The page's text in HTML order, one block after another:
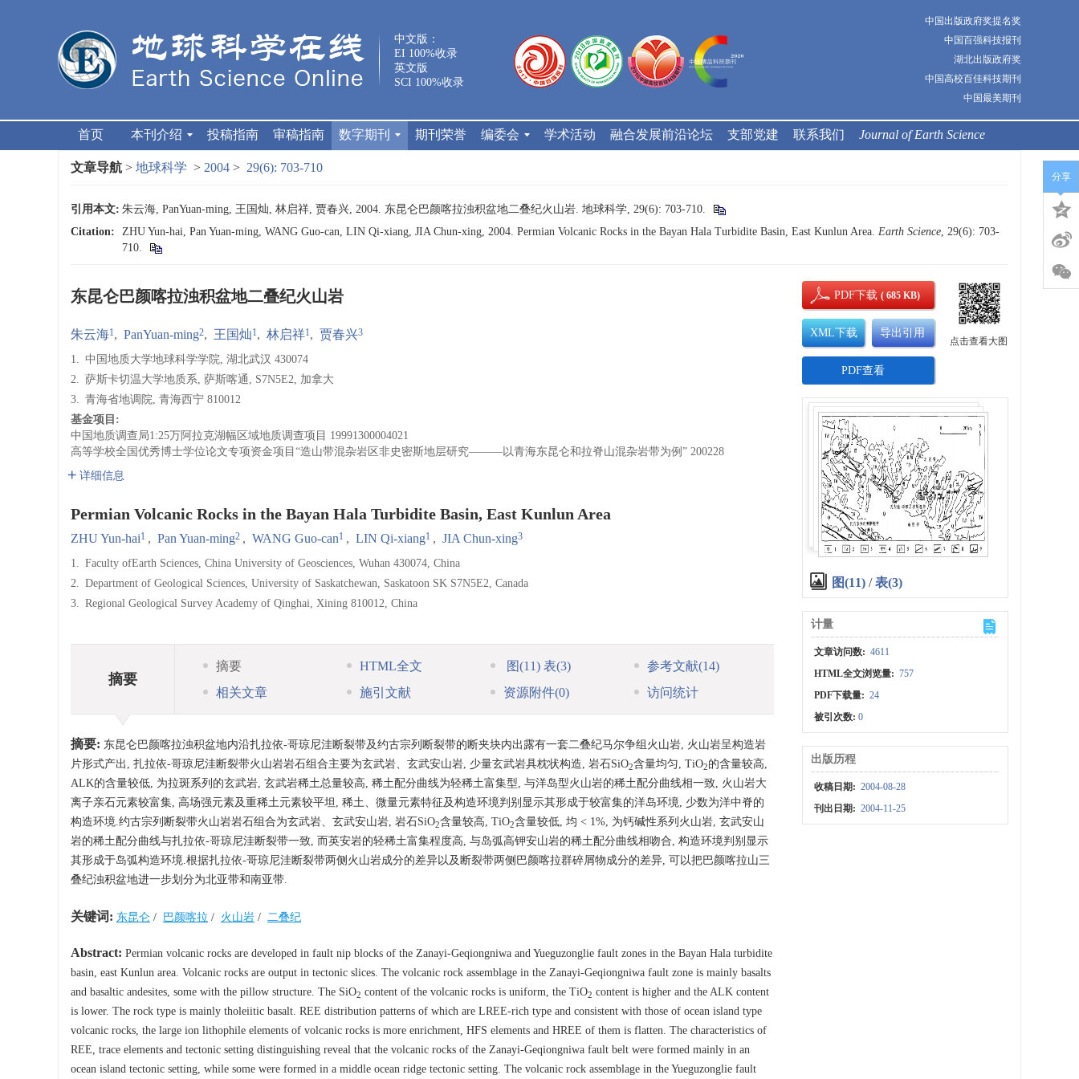
中文版：
EI 100%收录
英文版
SCI 100%收录
中国出版政府奖提名奖
中国百强科技报刊
湖北出版政府奖
中国高校百佳科技期刊
中国最美期刊
首页 本刊介绍 投稿指南 审稿指南 数字期刊 期刊荣誉 编委会 学术活动 融合发展前沿论坛 支部党建 联系我们 Journal of Earth Science
文章导航 > 地球科学 > 2004 > 29(6): 703-710
引用本文: 朱云海, PanYuan-ming, 王国灿, 林启祥, 贾春兴, 2004. 东昆仑巴颜喀拉浊积盆地二叠纪火山岩. 地球科学, 29(6): 703-710.
Citation:
ZHU Yun-hai, Pan Yuan-ming, WANG Guo-can, LIN Qi-xiang, JIA Chun-xing, 2004. Permian Volcanic Rocks in the Bayan Hala Turbidite Basin, East Kunlun Area. Earth Science, 29(6): 703-
710.
东昆仑巴颜喀拉浊积盆地二叠纪火山岩
朱云海1, PanYuan-ming2, 王国灿1, 林启祥1, 贾春兴3
1. 中国地质大学地球科学学院, 湖北武汉 430074
2. 萨斯卡切温大学地质系, 萨斯喀通, S7N5E2, 加拿大
3. 青海省地调院, 青海西宁 810012
基金项目:
中国地质调查局1:25万阿拉克湖幅区域地质调查项目 19991300004021
高等学校全国优秀博士学位论文专项资金项目“造山带混杂岩区非史密斯地层研究———以青海东昆仑和拉脊山混杂岩带为例” 200228
详细信息
Permian Volcanic Rocks in the Bayan Hala Turbidite Basin, East Kunlun Area
ZHU Yun-hai1 , Pan Yuan-ming2 , WANG Guo-can1 , LIN Qi-xiang1 , JIA Chun-xing3
1. Faculty ofEarth Sciences, China University of Geosciences, Wuhan 430074, China
2. Department of Geological Sciences, University of Saskatchewan, Saskatoon SK S7N5E2, Canada
3. Regional Geological Survey Academy of Qinghai, Xining 810012, China
摘要
摘要 HTML全文 图(11) 表(3) 参考文献(14)
相关文章
施引文献 资源附件(0) 访问统计
摘要: 东昆仑巴颜喀拉浊积盆地内沿扎拉依-哥琼尼洼断裂带及约古宗列断裂带的断夹块内出露有一套二叠纪马尔争组火山岩, 火山岩呈构造岩
片形式产出, 扎拉依-哥琼尼洼断裂带火山岩岩石组合主要为玄武岩、玄武安山岩, 少量玄武岩具枕状构造, 岩石SiO2含量均匀, TiO2的含量较高,
ALK的含量较低, 为拉斑系列的玄武岩, 玄武岩稀土总量较高, 稀土配分曲线为轻稀土富集型, 与洋岛型火山岩的稀土配分曲线相一致, 火山岩大
离子亲石元素较富集, 高场强元素及重稀土元素较平坦, 稀土、微量元素特征及构造环境判别显示其形成于较富集的洋岛环境, 少数为洋中脊的
构造环境.约古宗列断裂带火山岩岩石组合为玄武岩、玄武安山岩, 岩石SiO2含量较高, TiO2含量较低, 均 < 1%, 为钙碱性系列火山岩, 玄武安山
岩的稀土配分曲线与扎拉依-哥琼尼洼断裂带一致, 而英安岩的轻稀土富集程度高, 与岛弧高钾安山岩的稀土配分曲线相吻合, 构造环境判别显示
其形成于岛弧构造环境.根据扎拉依-哥琼尼洼断裂带两侧火山岩成分的差异以及断裂带两侧巴颜喀拉群碎屑物成分的差异, 可以把巴颜喀拉山三
叠纪浊积盆地进一步划分为北亚带和南亚带.
关键词: 东昆仑 / 巴颜喀拉 / 火山岩 / 二叠纪
Abstract: Permian volcanic rocks are developed in fault nip blocks of the Zanayi-Geqiongniwa and Yueguzonglie fault zones in the Bayan Hala turbidite
basin, east Kunlun area. Volcanic rocks are output in tectonic slices. The volcanic rock assemblage in the Zanayi-Geqiongniwa fault zone is mainly basalts
and basaltic andesites, some with the pillow structure. The SiO2 content of the volcanic rocks is uniform, the TiO2 content is higher and the ALK content
is lower. The rock type is mainly tholeiitic basalt. REE distribution patterns of which are LREE-rich type and consistent with those of ocean island type
volcanic rocks, the large ion lithophile elements of volcanic rocks is more enrichment, HFS elements and HREE of them is flatten. The characteristics of
REE, trace elements and tectonic setting distinguishing reveal that the volcanic rocks of the Zanayi-Geqiongniwa fault belt were formed mainly in an
ocean island tectonic setting, while some were formed in a middle ocean ridge tectonic setting. The volcanic rock assemblage in the Yueguzonglie fault
PDF下载( 685 KB)
XML下载 导出引用
PDF查看
点击查看大图
图(11) /表(3)
计量
文章访问数: 4611
HTML全文浏览量: 757
PDF下载量: 24
被引次数:0
出版历程
收稿日期: 2004-08-28
刊出日期: 2004-11-25
分享